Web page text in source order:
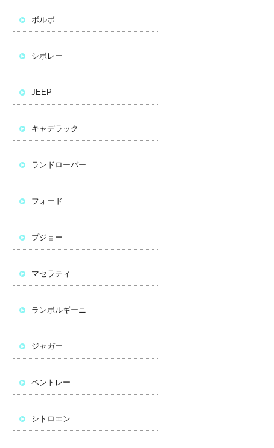
ボルボ
シボレー
JEEP
キャデラック
ランドローバー
フォード
プジョー
マセラティ
ランボルギーニ
ジャガー
ベントレー
シトロエン